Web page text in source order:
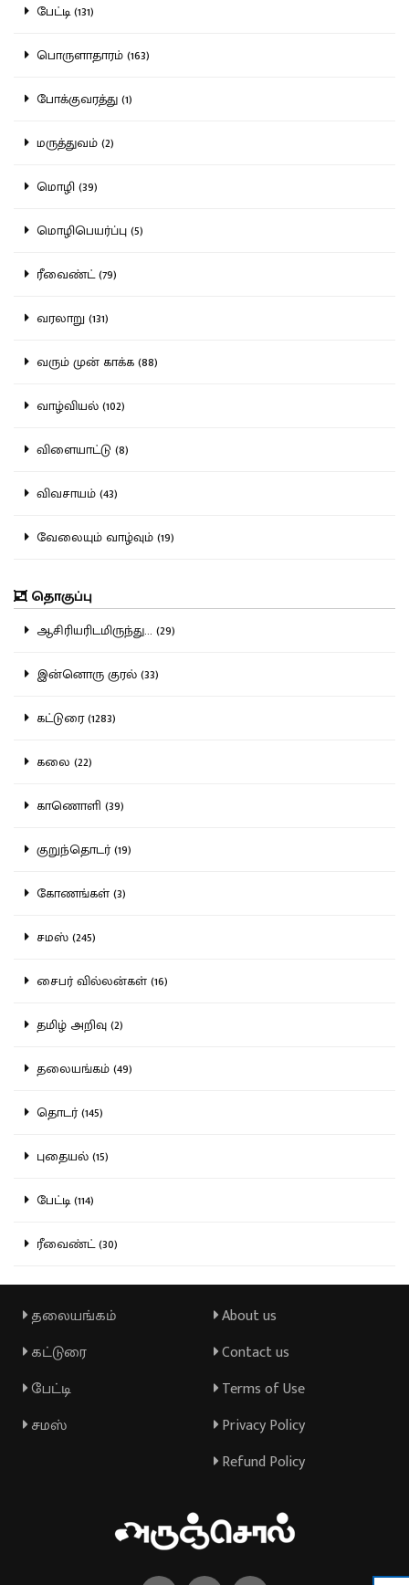
பேட்டி (131)
பொருளாதாரம் (163)
போக்குவரத்து (1)
மருத்துவம் (2)
மொழி (39)
மொழிபெயர்ப்பு (5)
ரீவைண்ட் (79)
வரலாறு (131)
வரும் முன் காக்க (88)
வாழ்வியல் (102)
விளையாட்டு (8)
விவசாயம் (43)
வேலையும் வாழ்வும் (19)
தொகுப்பு
ஆசிரியரிடமிருந்து... (29)
இன்னொரு குரல் (33)
கட்டுரை (1283)
கலை (22)
காணொளி (39)
குறுந்தொடர் (19)
கோணங்கள் (3)
சமஸ் (245)
சைபர் வில்லன்கள் (16)
தமிழ் அறிவு (2)
தலையங்கம் (49)
தொடர் (145)
புதையல் (15)
பேட்டி (114)
ரீவைண்ட் (30)
தலையங்கம்
கட்டுரை
பேட்டி
சமஸ்
About us
Contact us
Terms of Use
Privacy Policy
Refund Policy